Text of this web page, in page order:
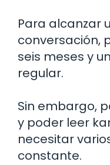
Para alcanzar
conversación,
seis meses y
regular.
Sin embargo,
y poder leer
necesitar
constante.